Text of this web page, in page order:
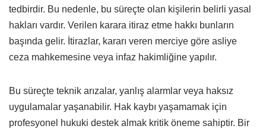
tedbirdir. Bu nedenle, bu süreçte olan kişilerin belirli yasal
hakları vardır. Verilen karara itiraz etme hakkı bunların
başında gelir. İtirazlar, kararı veren merciye göre asliye
ceza mahkemesine veya infaz hakimliğine yapılır.
Bu süreçte teknik arızalar, yanlış alarmlar veya haksız
uygulamalar yaşanabilir. Hak kaybı yaşamamak için
profesyonel hukuki destek almak kritik öneme sahiptir. Bir